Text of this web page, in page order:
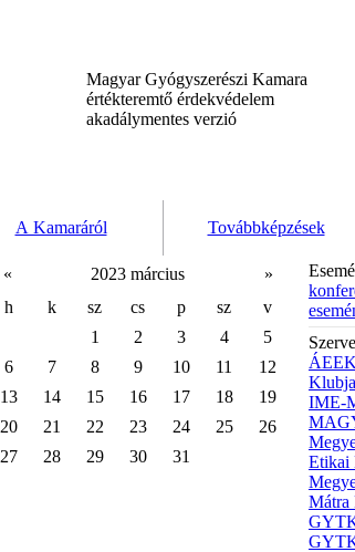
Magyar Gyógyszerészi Kamara
értékteremtő érdekvédelem
akadálymentes verzió
A Kamaráról Továbbképzések
« 2023 március
»
h
k sz cs p sz
v
1
2 3 4
5
6
7 8 9 10 11
12
13
14 15 16 17 18
19
20
21 22 23 24 25
26
27
28 29 30 31
ÁEEK
IME-
Etikai
Mátra